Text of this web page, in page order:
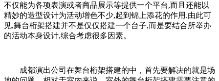
不仅能为各项表演或者商品展示等提供一个平台,而且还能以
精妙的造型设计为活动增色不少,起到锦上添花的作用.由此可
见,舞台桁架搭建并不是仅仅搭建一个台子,而是要结合所举办
的活动本身设计,综合考虑很多因素。
成都演出公司在舞台桁架搭建的中，首先要解决的就是场